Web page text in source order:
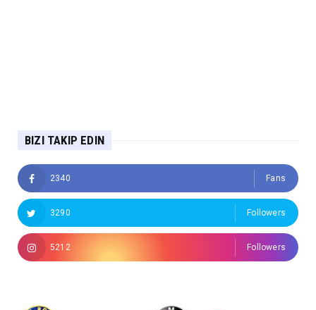
BIZI TAKIP EDIN
2340 Fans
3290 Followers
5212 Followers